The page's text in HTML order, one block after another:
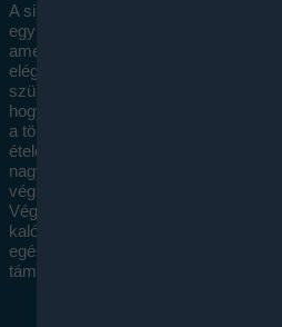
A sikeres fogyás titka valójában igen
egyszerű: égess több energiát, mint
amennyit beviszel. Természetesen
elég nagy fegyelemre és akaraterőre
szükség, de meglepődve fogod
hogy a kalóriaszámolás mennyire
a többi diétához képest. Itt nincsenek
ételek és a megengedett kalóriabevitelt
nagymértékben növelheted ha
végzel.
Végül, de nem utolsó sorban, a
kalóriaszámolás módszerét a legtöbb
egészségügyi szakorvos ajánlja és
támogatja.